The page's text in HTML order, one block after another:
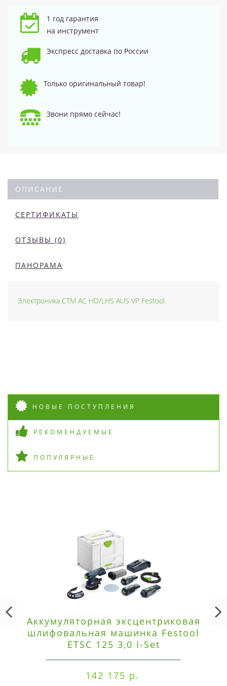
1 год гарантия
на инструмент
Экспресс доставка по России
Только оригинальный товар!
Звони прямо сейчас!
ОПИСАНИЕ
СЕРТИФИКАТЫ
ОТЗЫВЫ (0)
ПАНОРАМА
Электроника CTM AC HD/LHS AUS VP Festool
НОВЫЕ ПОСТУПЛЕНИЯ
РЕКОМЕНДУЕМЫЕ
ПОПУЛЯРНЫЕ
Аккумуляторная эксцентриковая
шлифовальная машинка Festool
ETSC 125 3,0 I-Set
142 175 р.